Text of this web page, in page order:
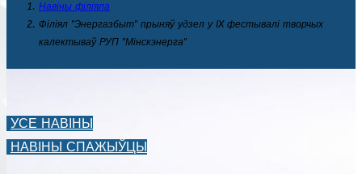
Навіны філіяла
Філіял "Энергазбыт" прыняў удзел у IX фестывалі творчых
калектываў РУП "Мінскэнерга"
УСЕ НАВІНЫ
НАВІНЫ СПАЖЫЎЦЫ